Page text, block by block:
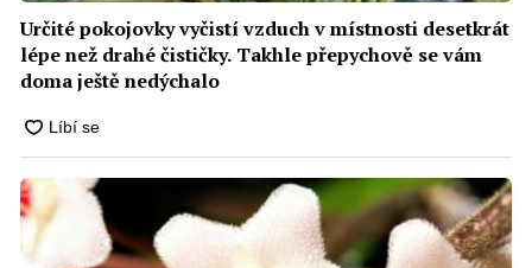
Určité pokojovky vyčistí vzduch v místnosti desetkrát
lépe než drahé čističky. Takhle přepychově se vám
doma ještě nedýchalo